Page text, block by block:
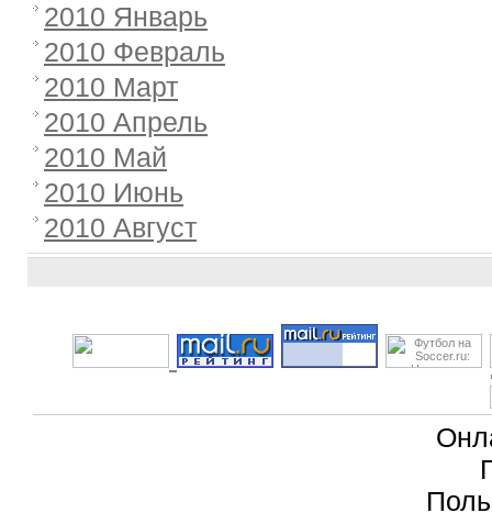
2010 Январь
2010 Февраль
2010 Март
2010 Апрель
2010 Май
2010 Июнь
2010 Август